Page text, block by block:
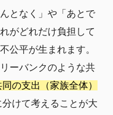
となく」や「あとで
がどれだけ負担して
公平が生まれます。
ーバンクのような共
同の支出（家族全体）
分けて考えることが大